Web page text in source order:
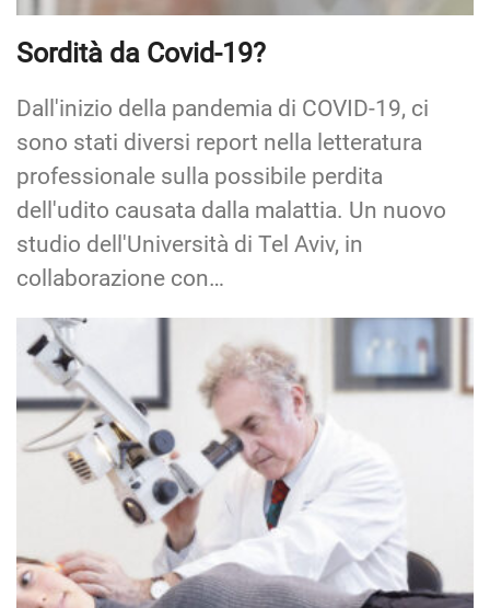
Sordità da Covid-19?
Dall'inizio della pandemia di COVID-19, ci
sono stati diversi report nella letteratura
professionale sulla possibile perdita
dell'udito causata dalla malattia. Un nuovo
studio dell'Università di Tel Aviv, in
collaborazione con…